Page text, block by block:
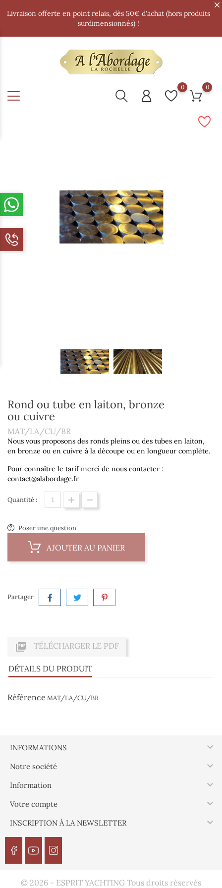
Livraison offerte en point relais, dès 50€ d'achat (hors produits
surdimensionnés) !
0 0
Rond ou tube en laiton, bronze
ou cuivre
MAT/LA/CU/BR
Nous vous proposons des ronds pleins ou des tubes en laiton,
en bronze ou en cuivre à la découpe ou en longueur complète.
Pour connaître le tarif merci de nous contacter :
contact@alabordage.fr
Quantité :
Poser une question
AJOUTER AU PANIER
Partager
 TÉLÉCHARGER LE PDF
DÉTAILS DU PRODUIT
Référence MAT/LA/CU/BR
INFORMATIONS 
Notre société 
Information 
Votre compte 
INSCRIPTION À LA NEWSLETTER 
© 2026 - ESPRIT YACHTING Tous droits réservés